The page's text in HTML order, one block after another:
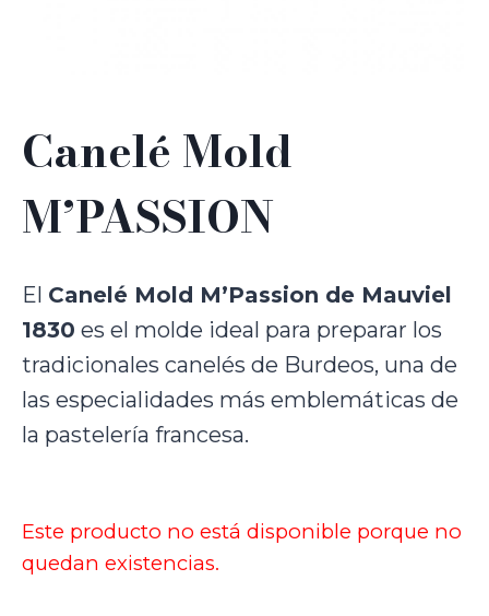
Canelé Mold
M’PASSION
El Canelé Mold M’Passion de Mauviel
1830 es el molde ideal para preparar los
tradicionales canelés de Burdeos, una de
las especialidades más emblemáticas de
la pastelería francesa.
Este producto no está disponible porque no
quedan existencias.